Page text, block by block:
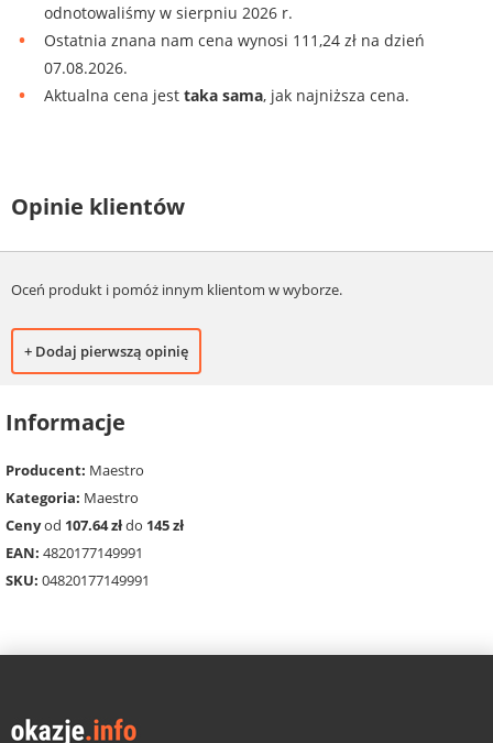
odnotowaliśmy w sierpniu 2026 r.
Ostatnia znana nam cena wynosi 111,24 zł na dzień
07.08.2026.
Aktualna cena jest taka sama, jak najniższa cena.
Opinie klientów
Oceń produkt i pomóż innym klientom w wyborze.
+ Dodaj pierwszą opinię
Informacje
Producent: Maestro
Kategoria: Maestro
Cenyod 107.64 złdo 145 zł
EAN: 4820177149991
SKU: 04820177149991